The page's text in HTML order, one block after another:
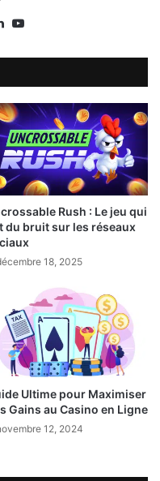
Linkedin
Rush : Le jeu qui
du bruit sur les réseaux
18, 2025
Ultime pour Maximiser
Gains au Casino en Ligne
12, 2024